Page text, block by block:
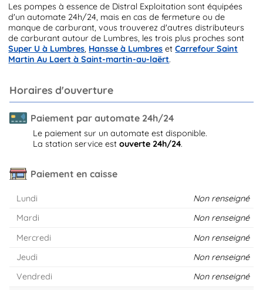
Les pompes à essence de Distral Exploitation sont équipées
d'un automate 24h/24, mais en cas de fermeture ou de
manque de carburant, vous trouverez d'autres distributeurs
de carburant autour de Lumbres, les trois plus proches sont
Super U à Lumbres, Hansse à Lumbres etCarrefour Saint
Martin Au Laert à Saint-martin-au-laërt.
Horaires d'ouverture
Paiement par automate 24h/24
Le paiement sur un automate est disponible.
La station service est ouverte 24h/24.
Paiement en caisse
Lundi
Non renseigné
Mardi
Non renseigné
Mercredi
Non renseigné
Jeudi
Non renseigné
Vendredi
Non renseigné